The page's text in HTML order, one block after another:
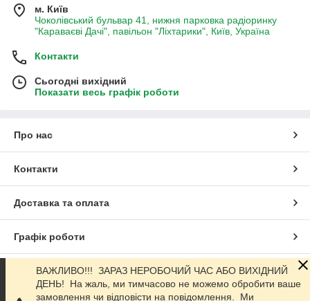
м. Київ
Чоколівський бульвар 41, нижня парковка радіоринку
"Караваєві Дачі", павільон "Ліхтарики", Київ, Україна
Контакти
Сьогодні вихідний
Показати весь графік роботи
Про нас
Контакти
Доставка та оплата
Графік роботи
Повна версія сайту
ВАЖЛИВО!!! ЗАРАЗ НЕРОБОЧИЙ ЧАС АБО ВИХІДНИЙ
ДЕНЬ! На жаль, ми тимчасово не можемо обробити ваше
замовлення чи відповісти на повідомлення. Ми